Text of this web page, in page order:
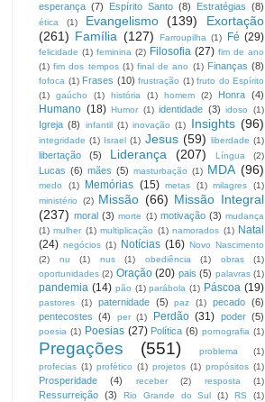
esperança (7) Espírito Santo (8) Estratégias (8)
ética (1) Evangelismo (139)
Exortação
(261) Família (127) Farroupilha (1) Fé (29)
felicidade (1) feminina (2) Filosofia (27) fim de ano
(1) fim dos tempos (1) final de ano (1) Finanças (8)
fofoca (1) Frases (10) frustração (1) fruto do Espírito
(1)
gaúcho (1) história (1) homem (2) Honra (4)
Humano (18) Humor (1) identidade (3) idoso (1)
Igreja (8) infantil (1) inovação (1) Insights (96)
integridade (1) Israel (1) Jesus (59) liberdade (1)
libertação (5) Liderança (207) Língua (2)
Lucas (6) mães (5) masturbação (1) MDA (96)
medo (1) Memórias (15) metas (1) milagres
(1)
ministério
(2) Missão (66) Missão Integral
(237) moral (3) morte (1) motivação (3) mudança
(1) mulher (1) multiplicação (1) namorados (1) Natal
(24) negócios (1) Notícias (16) Novo Nascimento
(2)
nu (1) nus (1) obediência (1) obras
(1)
oportunidades (2) Oração (20) pais (5) palavras (1)
pandemia (14) pão (1) parábola (1) Páscoa (19)
pastores (1) paternidade (5) paz (1) pecado (6)
pentecostes
(4) per (1) Perdão (31) poder (5)
poesia (1) Poesias (27) Política (6) pornografia (1)
Pregações (551) problema
(1)
profecias (1) profético (1) projetos (1) propósitos (1)
Prosperidade (4) receber (2) resposta (1)
Ressurreição (3) Rio Grande do Sul (1) RS
(1)